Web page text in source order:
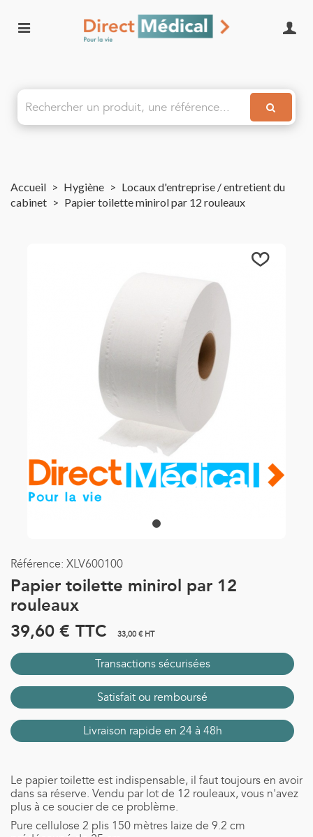
Accueil > Hygiène > Locaux d'entreprise / entretient du
cabinet > Papier toilette minirol par 12 rouleaux
Référence: XLV600100
Papier toilette minirol par 12
rouleaux
39,60 € TTC 33,00 € HT
Transactions sécurisées
Satisfait ou remboursé
Livraison rapide en 24 à 48h
Le papier toilette est indispensable, il faut toujours en avoir
dans sa réserve. Vendu par lot de 12 rouleaux, vous n'avez
plus à ce soucier de ce problème.
Pure cellulose 2 plis 150 mètres laize de 9.2 cm